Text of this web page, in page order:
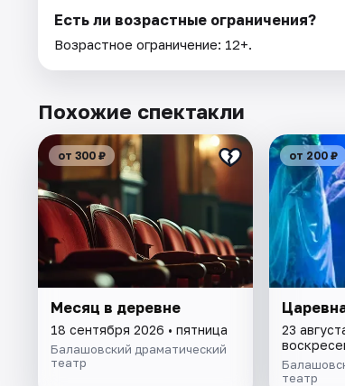
Есть ли возрастные ограничения?
Возрастное ограничение: 12+.
Похожие спектакли
от 300 ₽
Месяц в деревне
18 сентября 2026 • пятница
Балашовский драматический
театр
от 200 ₽
23
театр